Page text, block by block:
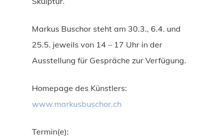
Markus Buschor steht am 30.3., 6.4. und
25.5. jeweils von 14 – 17 Uhr in der
Ausstellung für Gespräche zur Verfügung.
Homepage des Künstlers:
www.markusbuschor.ch
Termin(e):